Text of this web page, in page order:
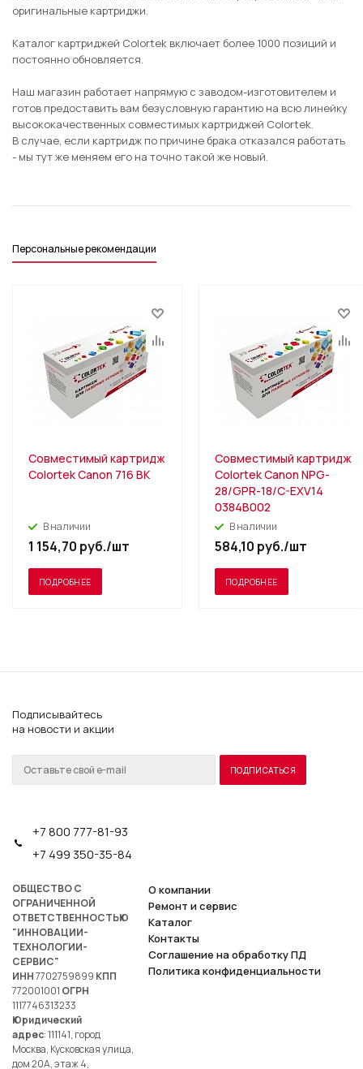
оригинальные картриджи.
Каталог картриджей Colortek включает более 1000 позиций и
постоянно обновляется.
Наш магазин работает напрямую с заводом-изготовителем и
готов предоставить вам безусловную гарантию на всю линейку
высококачественных совместимых картриджей Colortek.
В случае, если картридж по причине брака отказался работать
- мы тут же меняем его на точно такой же новый.
Персональные рекомендации
Совместимый картридж
Colortek Canon 716 BK
В наличии
1 154,70 руб./шт
ПОДРОБНЕЕ
Совместимый картридж
Colortek Canon NPG-
28/GPR-18/C-EXV14
0384B002
В наличии
584,10 руб./шт
ПОДРОБНЕЕ
Подписывайтесь
на новости и акции
+7 800 777-81-93
+7 499 350-35-84
ОБЩЕСТВО С
ОГРАНИЧЕННОЙ
ОТВЕТСТВЕННОСТЬЮ
"ИННОВАЦИИ-
ТЕХНОЛОГИИ-
СЕРВИС"
ИНН7702759899 КПП
772001001 ОГРН
1117746313233
Юридический
адрес: 111141, город
Москва, Кусковская улица,
дом 20А, этаж 4,
О компании
Ремонт и сервис
Каталог
Контакты
Соглашение на обработку ПД
Политика конфиденциальности